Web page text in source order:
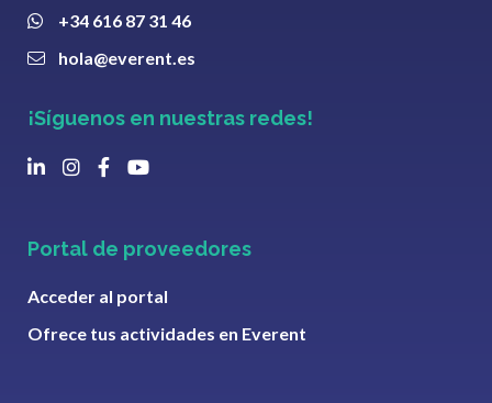
+34 616 87 31 46
hola@everent.es
¡Síguenos en nuestras redes!
Portal de proveedores
Acceder al portal
Ofrece tus actividades en Everent